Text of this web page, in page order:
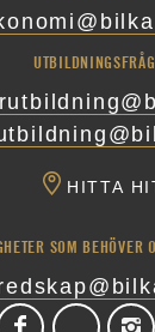
HITTA
SOM BEHÖVER